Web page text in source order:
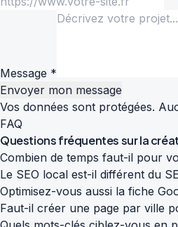
Message *
Envoyer mon message
Vos données sont protégées.
FAQ
Questions fréquentes sur la
Combien de temps faut-il pour
Le SEO local est-il différent du
Optimisez-vous aussi la fiche
Faut-il créer une page par ville